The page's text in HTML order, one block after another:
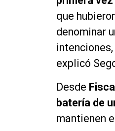
que
denominar
explicó
Desde
batería de
mantienen